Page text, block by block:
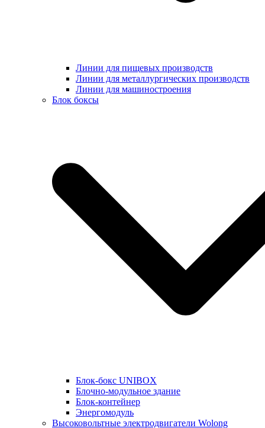
Линии для пищевых производств
Линии для металлургических производств
Линии для машиностроения
Блок боксы
Блок-бокс UNIBOX
Блочно-модульное здание
Блок-контейнер
Энергомодуль
Высоковольтные электродвигатели Wolong